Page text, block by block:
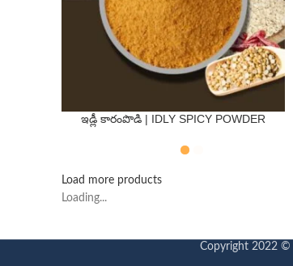
QTY
ఇడ్లీ కారంపొడి | IDLY SPICY POWDER
Load more products
Loading...
Copyright 2022 ©